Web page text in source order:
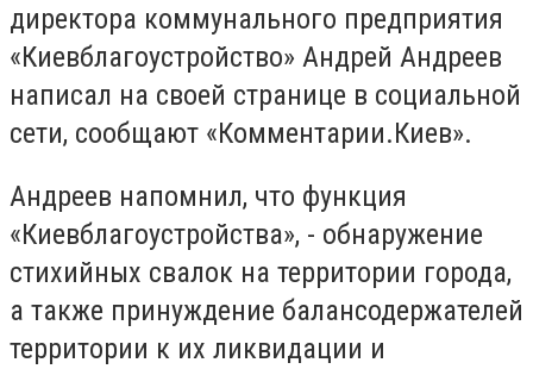
директора коммунального предприятия
«Киевблагоустройство» Андрей Андреев
написал на своей странице в социальной
сети, сообщают «Комментарии.Киев».
Андреев напомнил, что функция
«Киевблагоустройства», - обнаружение
стихийных свалок на территории города,
а также принуждение балансодержателей
территории к их ликвидации и